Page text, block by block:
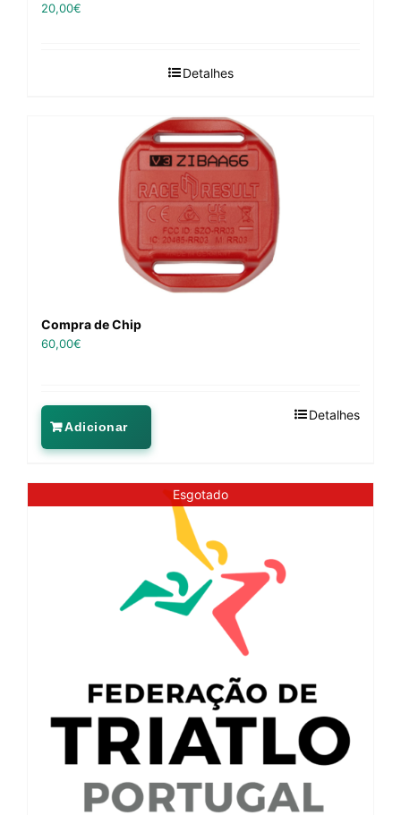
20,00€
Detalhes
Compra de Chip
60,00€
Adicionar
Detalhes
Esgotado